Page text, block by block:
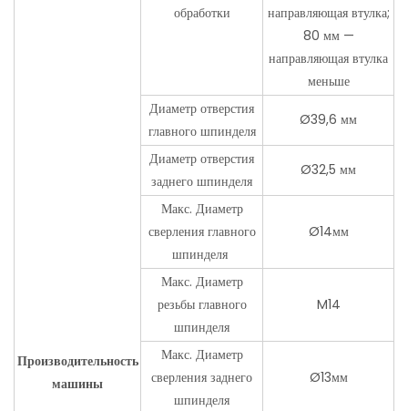
Производительность
машины
обработки
направляющая втулка;
80 мм —
направляющая втулка
меньше
Диаметр отверстия
главного шпинделя
Ø39,6 мм
Диаметр отверстия
заднего шпинделя
Ø32,5 мм
Макс. Диаметр
сверления главного
шпинделя
Ø14мм
Макс. Диаметр
резьбы главного
шпинделя
M14
Макс. Диаметр
сверления заднего
шпинделя
Ø13мм